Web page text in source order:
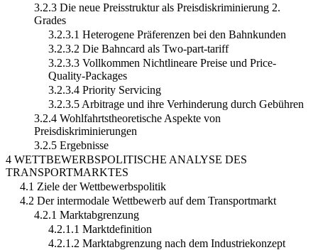
3.2.3 Die neue Preisstruktur als Preisdiskriminierung 2.
Grades
3.2.3.1 Heterogene Präferenzen bei den Bahnkunden
3.2.3.2 Die Bahncard als Two-part-tariff
3.2.3.3 Vollkommen Nichtlineare Preise und Price-
Quality-Packages
3.2.3.4 Priority Servicing
3.2.3.5 Arbitrage und ihre Verhinderung durch Gebühren
3.2.4 Wohlfahrtstheoretische Aspekte von
Preisdiskriminierungen
3.2.5 Ergebnisse
4 WETTBEWERBSPOLITISCHE ANALYSE DES
TRANSPORTMARKTES
4.1 Ziele der Wettbewerbspolitik
4.2 Der intermodale Wettbewerb auf dem Transportmarkt
4.2.1 Marktabgrenzung
4.2.1.1 Marktdefinition
4.2.1.2 Marktabgrenzung nach dem Industriekonzept